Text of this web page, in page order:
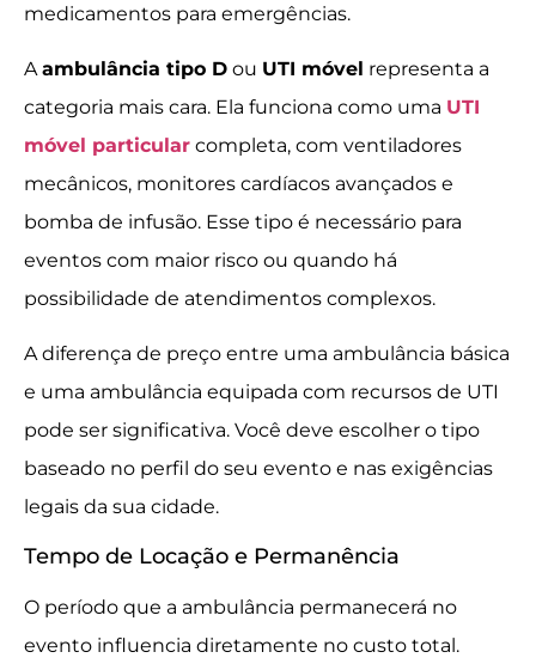
medicamentos para emergências.
Aambulância tipo D ou UTI móvel representa a
categoria mais cara. Ela funciona como uma UTI
móvel particular completa, com ventiladores
mecânicos, monitores cardíacos avançados e
bomba de infusão. Esse tipo é necessário para
eventos com maior risco ou quando há
possibilidade de atendimentos complexos.
A diferença de preço entre uma ambulância básica
e uma ambulância equipada com recursos de UTI
pode ser significativa. Você deve escolher o tipo
baseado no perfil do seu evento e nas exigências
legais da sua cidade.
Tempo de Locação e Permanência
O período que a ambulância permanecerá no
evento influencia diretamente no custo total.